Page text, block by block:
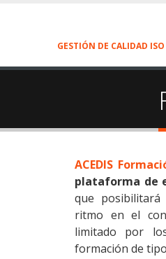
GESTIÓN DE CALIDAD
ACEDIS
plataforma de
que
ritmo en el
limitado por
formación de